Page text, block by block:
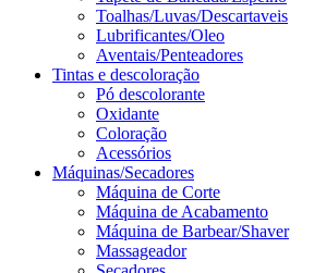
Toalhas/Luvas/Descartaveis
Lubrificantes/Oleo
Aventais/Penteadores
Tintas e descoloração
Pó descolorante
Oxidante
Coloração
Acessórios
Máquinas/Secadores
Máquina de Corte
Máquina de Acabamento
Máquina de Barbear/Shaver
Massageador